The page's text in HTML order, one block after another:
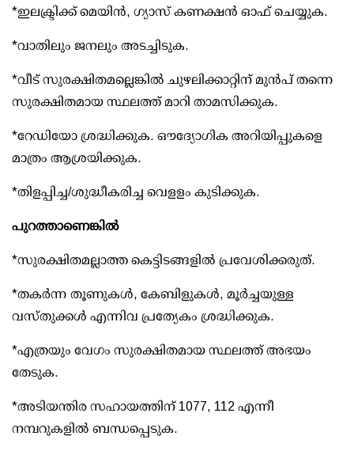
*ഇലക്ട്രിക്ക് മെയിന്‍, ഗ്യാസ് കണക്ഷന്‍ ഓഫ് ചെയ്യുക.
*വാതിലും ജനലും അടച്ചിടുക.
*വീട് സുരക്ഷിതമല്ലെങ്കില്‍ ചുഴലിക്കാറ്റിന് മുന്‍പ് തന്നെ
സുരക്ഷിതമായ സ്ഥലത്ത് മാറി താമസിക്കുക.
*റേഡിയോ ശ്രദ്ധിക്കുക. ഔദ്യോഗിക അറിയിപ്പുകളെ
മാത്രം ആശ്രയിക്കുക.
*തിളപ്പിച്ച/ശുദ്ധീകരിച്ച വെളളം കുടിക്കുക.
പുറത്താണെങ്കില്‍
*സുരക്ഷിതമല്ലാത്ത കെട്ടിടങ്ങളില്‍ പ്രവേശിക്കരുത്.
*തകര്‍ന്ന തൂണുകള്‍, കേബിളുകള്‍, മൂര്‍ച്ചയുള്ള
വസ്തുക്കള്‍ എന്നിവ പ്രത്യേകം ശ്രദ്ധിക്കുക.
*എത്രയും വേഗം സുരക്ഷിതമായ സ്ഥലത്ത് അഭയം
തേടുക.
*അടിയന്തിര സഹായത്തിന് 1077, 112 എന്നീ
നമ്പറുകളില്‍ ബന്ധപ്പെടുക.